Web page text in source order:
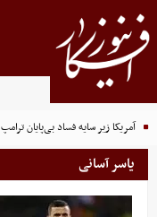
آمریکا زیر سایه فساد بی‌پایان ترامپ
یاسر آسانی